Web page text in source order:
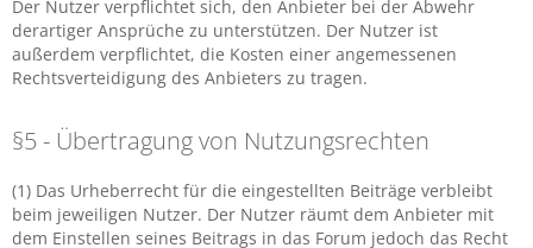
Der Nutzer verpflichtet sich, den Anbieter bei der Abwehr
derartiger Ansprüche zu unterstützen. Der Nutzer ist
außerdem verpflichtet, die Kosten einer angemessenen
Rechtsverteidigung des Anbieters zu tragen.
§5 - Übertragung von Nutzungsrechten
(1) Das Urheberrecht für die eingestellten Beiträge verbleibt
beim jeweiligen Nutzer. Der Nutzer räumt dem Anbieter mit
dem Einstellen seines Beitrags in das Forum jedoch das Recht